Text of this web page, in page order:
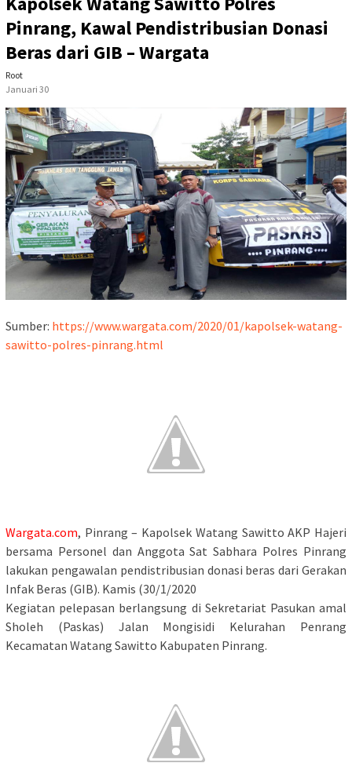
Pinrang, Kawal Pendistribusian Donasi
Beras dari GIB – Wargata
Root
Januari 30
Sumber: https://www.wargata.com/2020/01/kapolsek-watang-
sawitto-polres-pinrang.html
Wargata.com, Pinrang – Kapolsek Watang Sawitto AKP Hajeri
bersama Personel dan Anggota Sat Sabhara Polres Pinrang
lakukan pengawalan pendistribusian donasi beras dari Gerakan
Infak Beras (GIB). Kamis (30/1/2020
Kegiatan pelepasan berlangsung di Sekretariat Pasukan amal
Sholeh (Paskas) Jalan Mongisidi Kelurahan Penrang
Kecamatan Watang Sawitto Kabupaten Pinrang.